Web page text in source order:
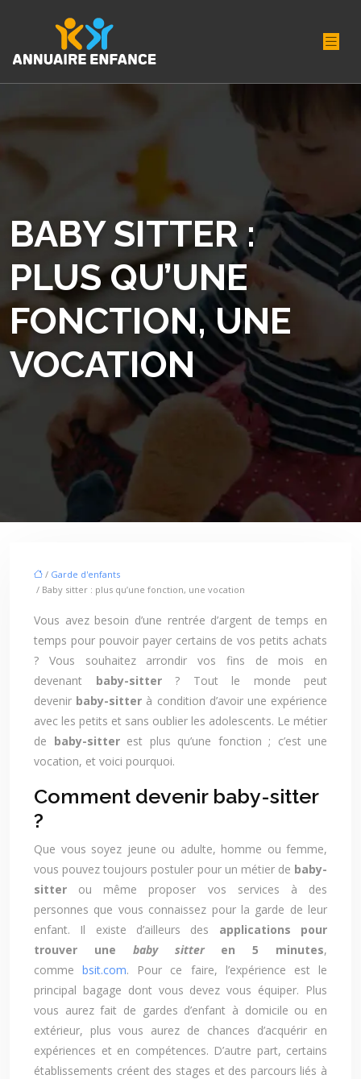
BABY SITTER :
PLUS QU’UNE
FONCTION, UNE
VOCATION
/ Garde d'enfants
/ Baby sitter : plus qu’une fonction, une vocation
Vous avez besoin d’une rentrée d’argent de temps en
temps pour pouvoir payer certains de vos petits achats
? Vous souhaitez arrondir vos fins de mois en
devenant baby-sitter? Tout le monde peut
devenir baby-sitter à condition d’avoir une expérience
avec les petits et sans oublier les adolescents. Le métier
de baby-sitterest plus qu’une fonction ; c’est une
vocation, et voici pourquoi.
Comment devenir baby-sitter
?
Que vous soyez jeune ou adulte, homme ou femme,
vous pouvez toujours postuler pour un métier de baby-
sitter ou même proposer vos services à des
personnes que vous connaissez pour la garde de leur
enfant. Il existe d’ailleurs des applications pour
trouver une baby sitteren 5 minutes,
commebsit.com. Pour ce faire, l’expérience est le
principal bagage dont vous devez vous équiper. Plus
vous aurez fait de gardes d’enfant à domicile ou en
extérieur, plus vous aurez de chances d’acquérir en
expériences et en compétences. D’autre part, certains
établissements créent des stages et des parcours liés à